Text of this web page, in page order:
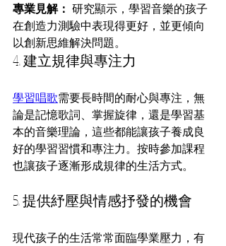
專業見解： 研究顯示，學習音樂的孩子
在創造力測驗中表現得更好，並更傾向
以創新思維解決問題。
4. 建立規律與專注力
學習唱歌需要長時間的耐心與專注，無
論是記憶歌詞、掌握旋律，還是學習基
本的音樂理論，這些都能讓孩子養成良
好的學習習慣和專注力。按時參加課程
也讓孩子逐漸形成規律的生活方式。
5. 提供紓壓與情感抒發的機會
現代孩子的生活常常面臨學業壓力，有